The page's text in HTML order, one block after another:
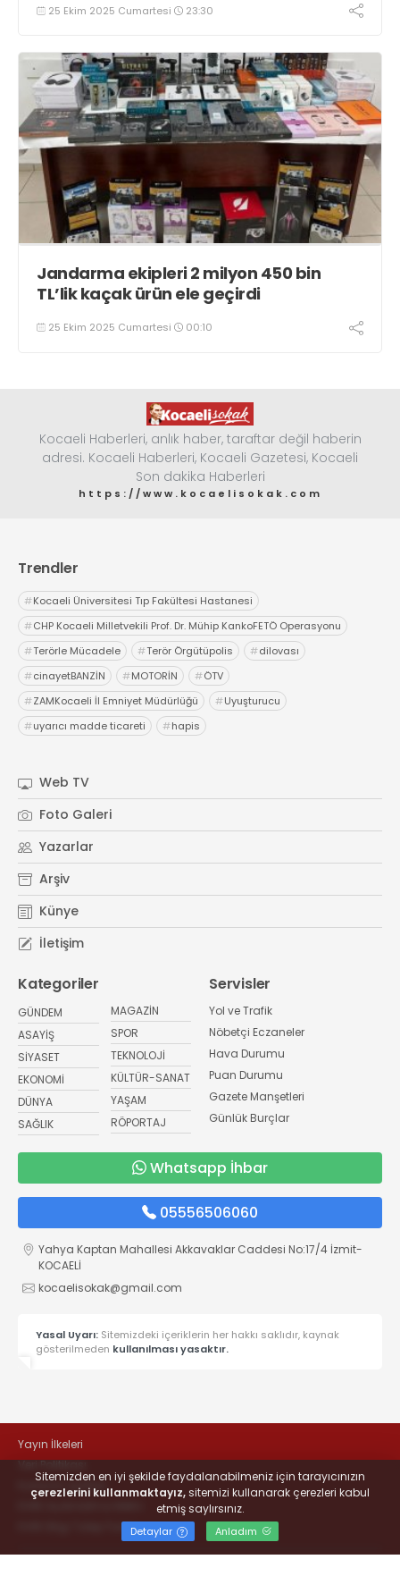
25 Ekim 2025 Cumartesi 23:30
Jandarma ekipleri 2 milyon 450 bin
TL’lik kaçak ürün ele geçirdi
25 Ekim 2025 Cumartesi 00:10
Kocaeli Haberleri, anlık haber, taraftar değil haberin
adresi. Kocaeli Haberleri, Kocaeli Gazetesi, Kocaeli
Son dakika Haberleri
https://www.kocaelisokak.com
Trendler
#Kocaeli Üniversitesi Tıp Fakültesi Hastanesi
#CHP Kocaeli Milletvekili Prof. Dr. Mühip KankoFETÖ Operasyonu
#Terörle Mücadele #Terör Örgütüpolis #dilovası
#cinayetBANZİN #MOTORİN #ÖTV
#ZAMKocaeli İl Emniyet Müdürlüğü #Uyuşturucu
#uyarıcı madde ticareti #hapis
Web TV
Foto Galeri
Yazarlar
Arşiv
Künye
İletişim
Kategoriler
GÜNDEM
ASAYİŞ
SİYASET
EKONOMİ
DÜNYA
SAĞLIK
MAGAZİN
SPOR
TEKNOLOJİ
KÜLTÜR-SANAT
YAŞAM
RÖPORTAJ
Servisler
Yol ve Trafik
Nöbetçi Eczaneler
Hava Durumu
Puan Durumu
Gazete Manşetleri
Günlük Burçlar
Whatsapp İhbar
05556506060
Yahya Kaptan Mahallesi Akkavaklar Caddesi No:17/4 İzmit-
KOCAELİ
kocaelisokak@gmail.com
Yasal Uyarı: Sitemizdeki içeriklerin her hakkı saklıdır, kaynak
gösterilmeden kullanılması yasaktır.
Yayın İlkeleri
Veri Politikası
Kullanım Şartları
KVKK Bilgi Talep Formu
Sitemizden en iyi şekilde faydalanabilmeniz için tarayıcınızın
çerezlerini kullanmaktayız,sitemizi kullanarak çerezleri kabul
etmiş saylırsınız.
Detaylar Anladım